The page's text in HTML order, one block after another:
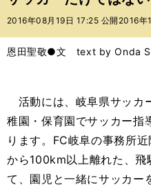
ー
バ
2016年08月19日 17:25 公開 2016年
恩田聖敬●文 text by Onda
活動には、岐阜県サッカ
稚園・保育園でサッカー指
ります。FC岐阜の事務所
から100km以上離れた、飛
て、園児と一緒にサッカー